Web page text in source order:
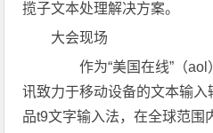
揽子文本处理解决方案。
大会现场
作为“美国在线”（aol
讯致力于移动设备的文本输
品t9文字输入法，在全球范围